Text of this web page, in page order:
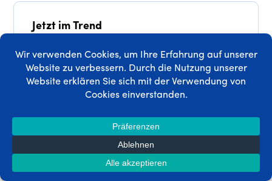
Jetzt im Trend
NEU: MemberPress AI Foundation – Verwalten Sie
Ihre Website einfach durch Fragen
So erstellen Sie eine Website für Ihr
Beratungsunternehmen mit WordPress (und
warum Sie das tun sollten)